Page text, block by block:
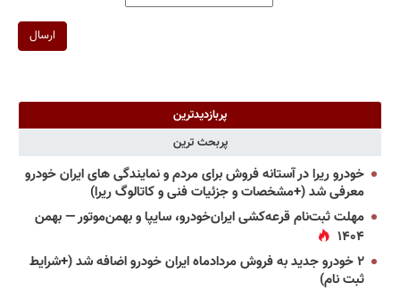
ارسال
پربازدیدترین
پربحث ترین
خودرو ریرا در آستانه فروش برای مردم و نمایندگی های ایران خودرو
معرفی شد (+مشخصات و جزئیات فنی و کاتالوگ ریرا)
مهلت ثبت‌نام قرعه‌کشی ایران‌خودرو، سایپا و بهمن‌موتور — بهمن
۱۴۰۴
۲ خودرو جدید به فروش مردادماه ایران خودرو اضافه شد (+شرایط
ثبت نام)